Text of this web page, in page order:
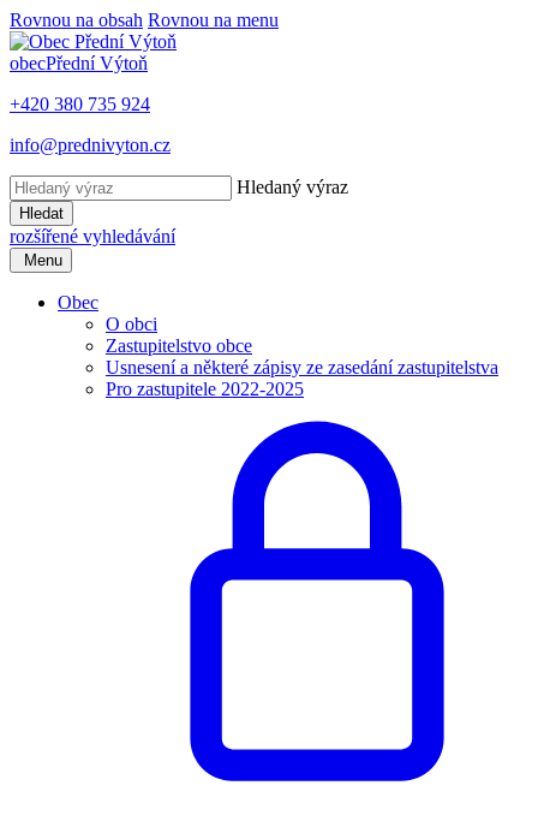
Rovnou na obsah Rovnou na menu
obecPřední Výtoň
+420 380 735 924
info@prednivyton.cz
Hledaný výraz
Hledat
rozšířené vyhledávání
Menu
Obec
O obci
Zastupitelstvo obce
Usnesení a některé zápisy ze zasedání zastupitelstva
Pro zastupitele 2022-2025